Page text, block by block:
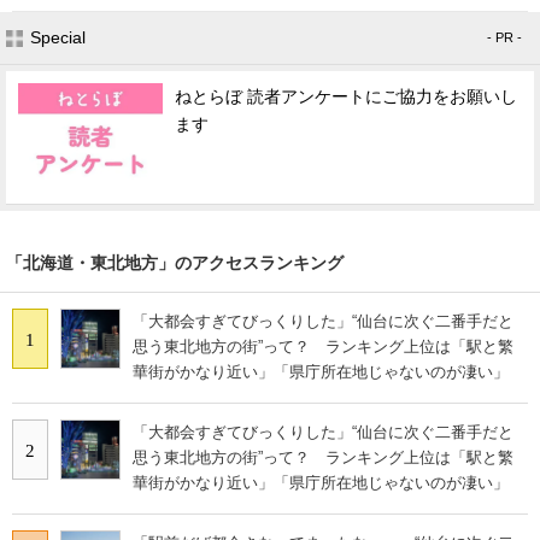
Special - PR -
ねとらぼ 読者アンケートにご協力をお願いし
ます
「北海道・東北地方」のアクセスランキング
1
「大都会すぎてびっくりした」“仙台に次ぐ二番手だと
思う東北地方の街”って？ ランキング上位は「駅と繁
華街がかなり近い」「県庁所在地じゃないのが凄い」
2
「大都会すぎてびっくりした」“仙台に次ぐ二番手だと
思う東北地方の街”って？ ランキング上位は「駅と繁
華街がかなり近い」「県庁所在地じゃないのが凄い」